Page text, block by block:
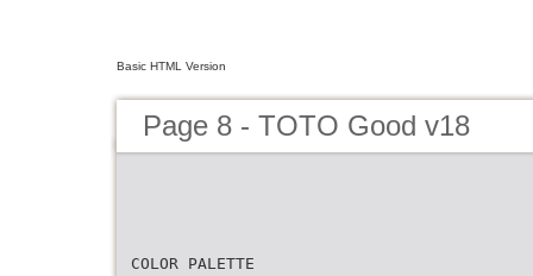
Basic HTML Version
Page 8 - TOTO Good v18
COLOR PALETTE